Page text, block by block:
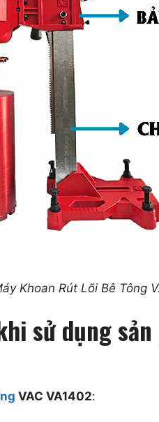
Khoan Rút Lõi Bê Tông
sử dụng sản
VAC VA1402: